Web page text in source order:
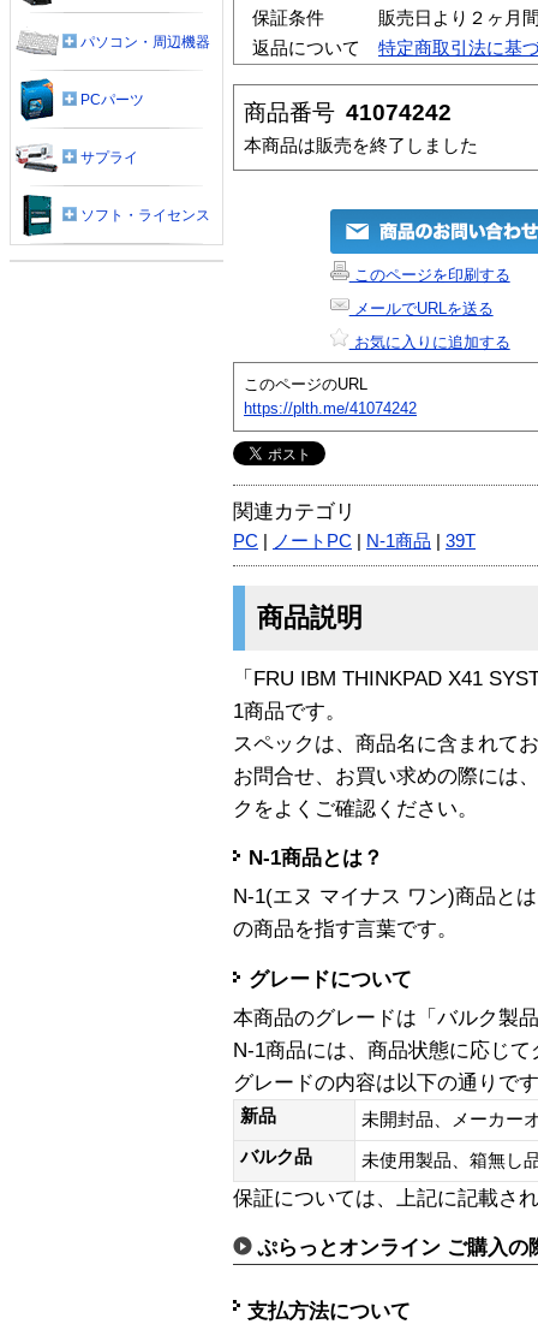
保証条件
販売日より２ヶ月
返品について
特定商取引法に基
商品番号 41074242
本商品は販売を終了しました
このページを印刷する
メールでURLを送る
お気に入りに追加する
このページのURL
https://plth.me/41074242
関連カテゴリ
PC ノートPC N-1商品 39T
商品説明
「FRU IBM THINKPAD X41
1商品です。
スペックは、商品名に含まれて
お問合せ、お買い求めの際には
クをよくご確認ください。
N-1商品とは？
N-1(エヌ マイナス ワン)商品と
の商品を指す言葉です。
グレードについて
本商品のグレードは「バルク製
N-1商品には、商品状態に応じ
グレードの内容は以下の通りで
新品
未開封品、メーカー
バルク品
未使用製品、箱無
保証については、上記に記載さ
ぷらっとオンライン ご購入の
支払方法について
パソコン・周辺機器
PCパーツ
サプライ
ソフト・ライセンス